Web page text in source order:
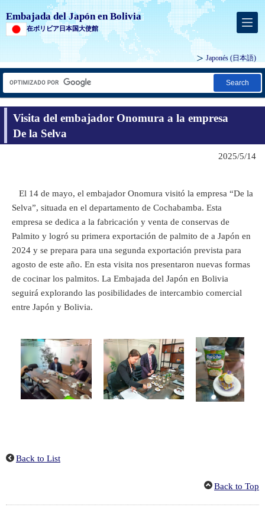
Embajada del Japón en Bolivia
在ボリビア日本国大使館
Japonés (日本語)
Search
Visita del embajador Onomura a la empresa
De la Selva
2025/5/14
El 14 de mayo, el embajador Onomura visitó la empresa “De la
Selva”, situada en el departamento de Cochabamba. Esta
empresa se dedica a la fabricación y venta de conservas de
Palmito y logró su primera exportación de palmito de a Japón en
2024 y se prepara para una segunda exportación prevista para
agosto de este año. En esta visita nos presentaron nuevas formas
de cocinar los palmitos. La Embajada del Japón en Bolivia
seguirá explorando las posibilidades de intercambio comercial
entre Japón y Bolivia.
Back to List
Back to Top